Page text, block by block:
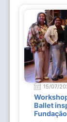
15/07/
Ballet